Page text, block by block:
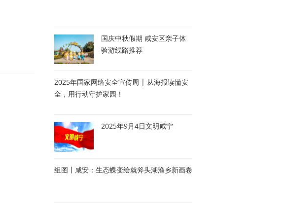
国庆中秋假期 咸安区亲子体
验游线路推荐
2025年国家网络安全宣传周 | 从海报读懂安
全，用行动守护家园！
2025年9月4日文明咸宁
组图丨咸安：生态蝶变绘就斧头湖渔乡新画卷